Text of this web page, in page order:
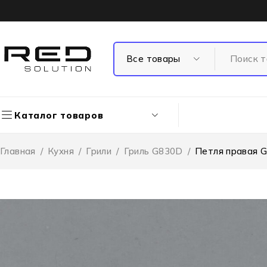
Каталог товаров
Главная / Кухня / Грили / Гриль G830D / Петля правая